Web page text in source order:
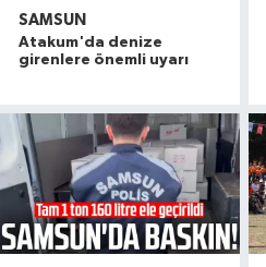
SAMSUN
Atakum'da denize
girenlere önemli uyarı